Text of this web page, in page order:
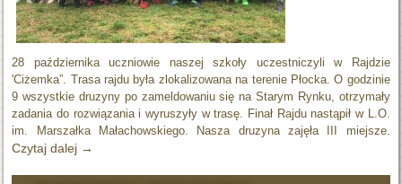
28 października uczniowie naszej szkoły uczestniczyli w Rajdzie
'Ciżemka”. Trasa rajdu była zlokalizowana na terenie Płocka. O godzinie
9 wszystkie druzyny po zameldowaniu się na Starym Rynku, otrzymały
zadania do rozwiązania i wyruszyły w trasę. Finał Rajdu nastąpił w L.O.
im. Marszałka Małachowskiego. Nasza druzyna zajęła III miejsze.
Czytaj dalej →